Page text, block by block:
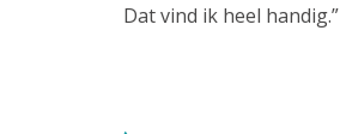
Dat vind ik heel handig.”